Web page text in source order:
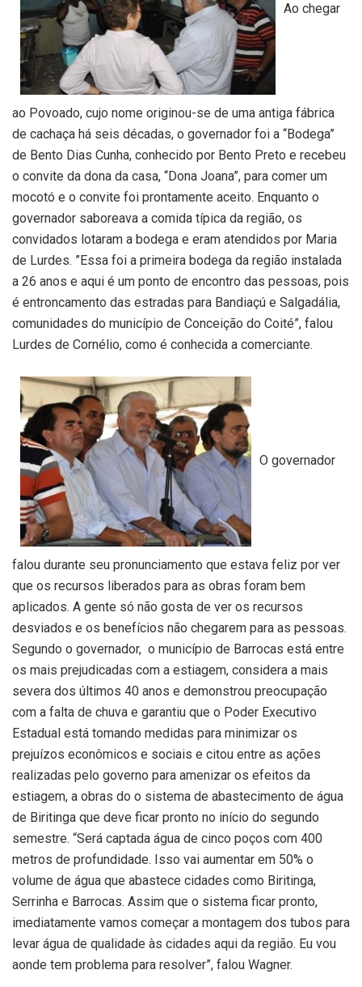
Ao chegar
ao Povoado, cujo nome originou-se de uma antiga fábrica
de cachaça há seis décadas, o governador foi a “Bodega”
de Bento Dias Cunha, conhecido por Bento Preto e recebeu
o convite da dona da casa, “Dona Joana”, para comer um
mocotó e o convite foi prontamente aceito. Enquanto o
governador saboreava a comida típica da região, os
convidados lotaram a bodega e eram atendidos por Maria
de Lurdes. ”Essa foi a primeira bodega da região instalada
a 26 anos e aqui é um ponto de encontro das pessoas, pois
é entroncamento das estradas para Bandiaçú e Salgadália,
comunidades do município de Conceição do Coité”, falou
Lurdes de Cornélio, como é conhecida a comerciante.
O governador
falou durante seu pronunciamento que estava feliz por ver
que os recursos liberados para as obras foram bem
aplicados. A gente só não gosta de ver os recursos
desviados e os benefícios não chegarem para as pessoas.
Segundo o governador, o município de Barrocas está entre
os mais prejudicadas com a estiagem, considera a mais
severa dos últimos 40 anos e demonstrou preocupação
com a falta de chuva e garantiu que o Poder Executivo
Estadual está tomando medidas para minimizar os
prejuízos econômicos e sociais e citou entre as ações
realizadas pelo governo para amenizar os efeitos da
estiagem, a obras do o sistema de abastecimento de água
de Biritinga que deve ficar pronto no início do segundo
semestre. “Será captada água de cinco poços com 400
metros de profundidade. Isso vai aumentar em 50% o
volume de água que abastece cidades como Biritinga,
Serrinha e Barrocas. Assim que o sistema ficar pronto,
imediatamente vamos começar a montagem dos tubos para
levar água de qualidade às cidades aqui da região. Eu vou
aonde tem problema para resolver”, falou Wagner.